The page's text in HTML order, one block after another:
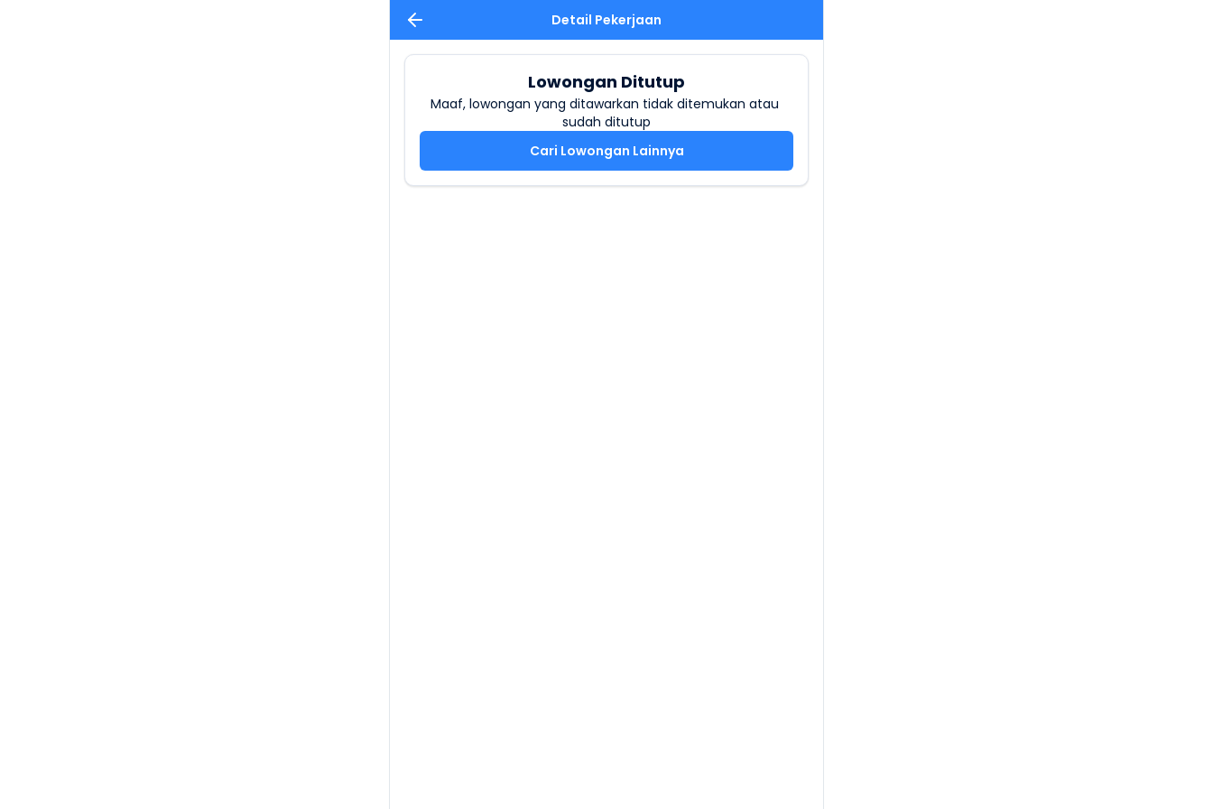
Detail Pekerjaan
Lowongan Ditutup
Maaf, lowongan yang ditawarkan tidak ditemukan atau
sudah ditutup
Cari Lowongan Lainnya